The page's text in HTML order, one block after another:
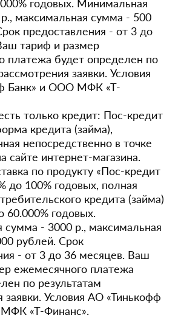
годовых. Минимальная
максимальная сумма - 500
предоставления - от 3 до
тариф и размер
платежа будет определен по
заявки. Условия
Банк» и ООО МФК «Т-
только кредит: Пос-кредит
кредита (займа),
непосредственно в точке
сайте интернет-магазина.
по продукту «Пос-кредит
до 100% годовых, полная
кредита (займа)
60.000% годовых.
- 3000 р., максимальная
рублей. Срок
- от 3 до 36 месяцев. Ваш
ежемесячного платежа
по результатам
заявки. Условия АО «Тинькофф
«Т-Финанс».